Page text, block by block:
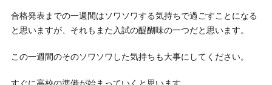
合格発表までの一週間はソワソワする気持ちで過ごすことになる
と思いますが、それもまた入試の醍醐味の一つだと思います。
この一週間のそのソワソワした気持ちも大事にしてください。